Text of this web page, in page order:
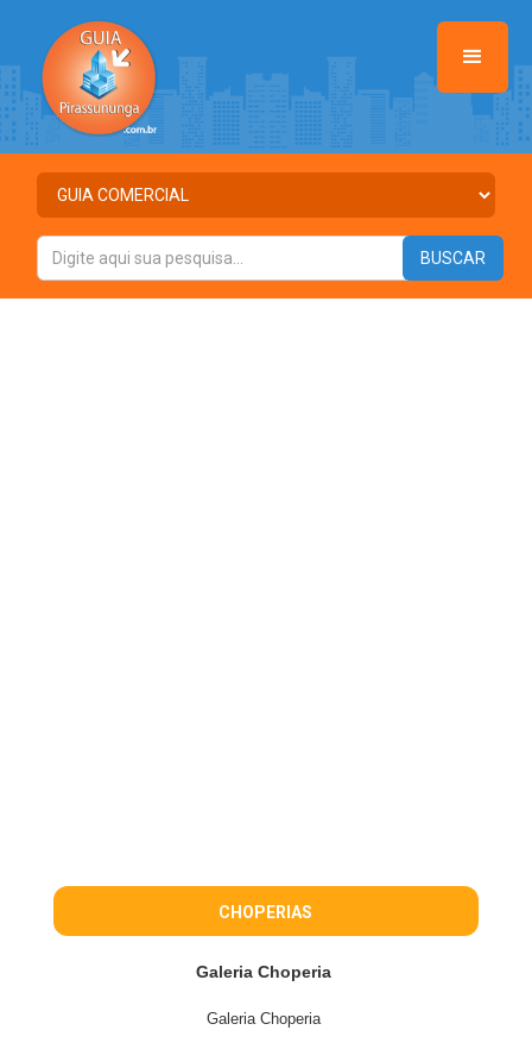
CHOPERIAS
Galeria Choperia
Galeria Choperia